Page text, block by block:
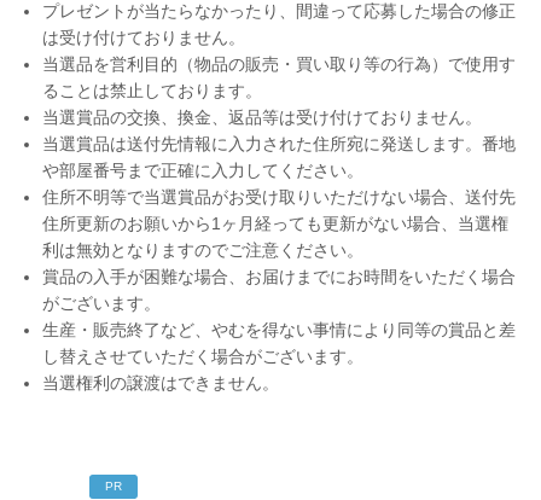
プレゼントが当たらなかったり、間違って応募した場合の修正
は受け付けておりません。
当選品を営利目的（物品の販売・買い取り等の行為）で使用す
ることは禁止しております。
当選賞品の交換、換金、返品等は受け付けておりません。
当選賞品は送付先情報に入力された住所宛に発送します。番地
や部屋番号まで正確に入力してください。
住所不明等で当選賞品がお受け取りいただけない場合、送付先
住所更新のお願いから1ヶ月経っても更新がない場合、当選権
利は無効となりますのでご注意ください。
賞品の入手が困難な場合、お届けまでにお時間をいただく場合
がございます。
生産・販売終了など、やむを得ない事情により同等の賞品と差
し替えさせていただく場合がございます。
当選権利の譲渡はできません。
PR